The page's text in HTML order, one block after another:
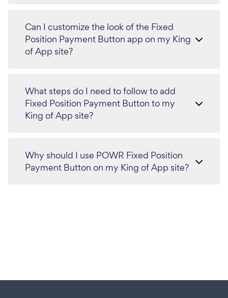
Can I customize the look of the Fixed
Position Payment Button app on my King
of App site?
What steps do I need to follow to add
Fixed Position Payment Button to my
King of App site?
Why should I use POWR Fixed Position
Payment Button on my King of App site?